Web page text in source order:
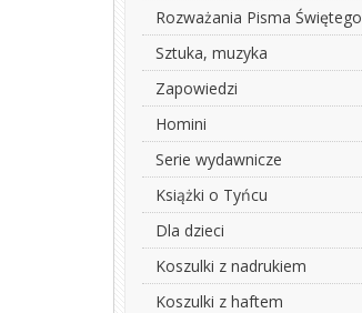
Rozważania Pisma Świętego
Sztuka, muzyka
Zapowiedzi
Homini
Serie wydawnicze
Książki o Tyńcu
Dla dzieci
Koszulki z nadrukiem
Koszulki z haftem